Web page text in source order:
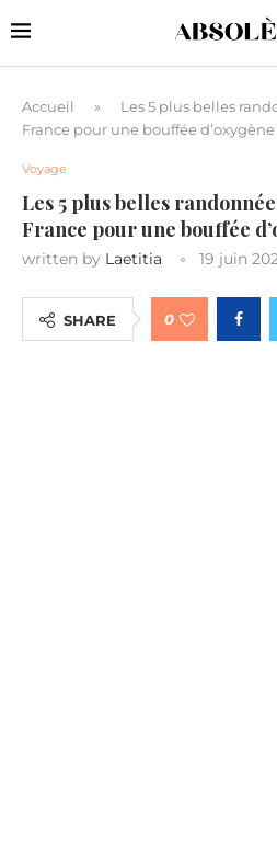
Accueil »
Les 5 plus belles
France pour une bouffée d’oxygène
Voyage
Les 5 plus belles
France pour une bouffée
written by Laetitia 19 juin
SHARE 0